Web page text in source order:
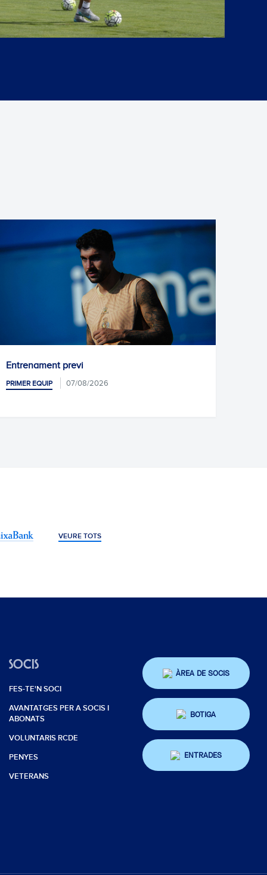
PRIMER EQUIP
VEURE TOTS
SOCIS
FES-TE'N SOCI
AVANTATGES PER A SOCIS I
ABONATS
VOLUNTARIS RCDE
PENYES
VETERANS
ÀREA DE SOCIS
BOTIGA
ENTRADES